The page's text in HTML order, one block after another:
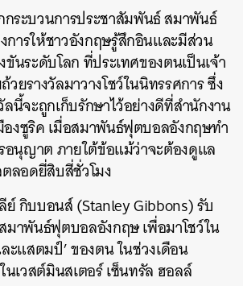
ระบวนการประชาสัมพันธ์ สมาพันธ์
ารให้ชาวอังกฤษรู้สึกอินและมีส่วน
นระดับโลก ที่ประเทศของตนเป็นเจ้า
วยรางวัลมาวางโชว์ในนิทรรศการ ซึ่ง
นี้จะถูกเก็บรักษาไว้อย่างดีที่สำนักงาน
งซูริค เมื่อสมาพันธ์ฟุตบอลอังกฤษทำ
อนุญาต ภายใต้ข้อแม้ว่าจะต้องดูแล
ตลอดยี่สิบสี่ชั่วโมง
กิบบอนส์ (Stanley Gibbons) รับ
มาพันธ์ฟุตบอลอังกฤษ เพื่อมาโชว์ใน
ะแสตมป์’ ของตน ในช่วงเดือน
เวสต์มินสเตอร์ เซ็นทรัล ฮอลล์